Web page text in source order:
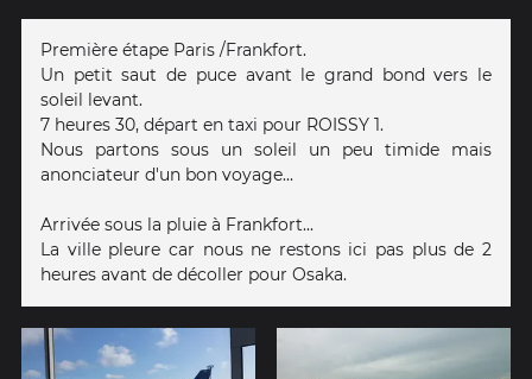
Première étape Paris /Frankfort.
Un petit saut de puce avant le grand bond vers le
soleil levant.
7 heures 30, départ en taxi pour ROISSY 1.
Nous partons sous un soleil un peu timide mais
anonciateur d'un bon voyage...
Arrivée sous la pluie à Frankfort...
La ville pleure car nous ne restons ici pas plus de 2
heures avant de décoller pour Osaka.